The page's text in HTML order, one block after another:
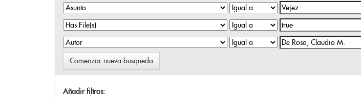
Comenzar nueva busqueda
Añadir filtros: